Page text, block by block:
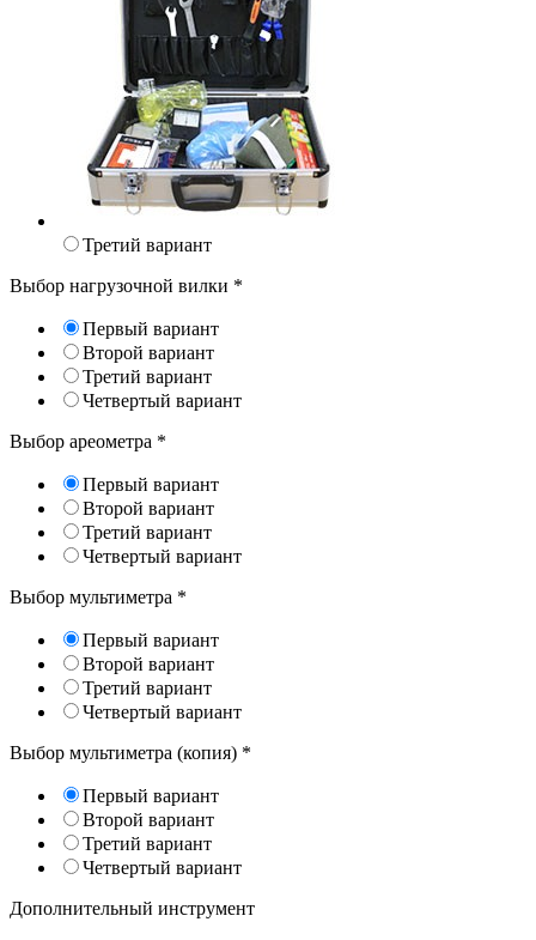
Третий вариант
Выбор нагрузочной вилки *
Первый вариант
Второй вариант
Третий вариант
Четвертый вариант
Выбор ареометра *
Первый вариант
Второй вариант
Третий вариант
Четвертый вариант
Выбор мультиметра *
Первый вариант
Второй вариант
Третий вариант
Четвертый вариант
Выбор мультиметра (копия) *
Первый вариант
Второй вариант
Третий вариант
Четвертый вариант
Дополнительный инструмент